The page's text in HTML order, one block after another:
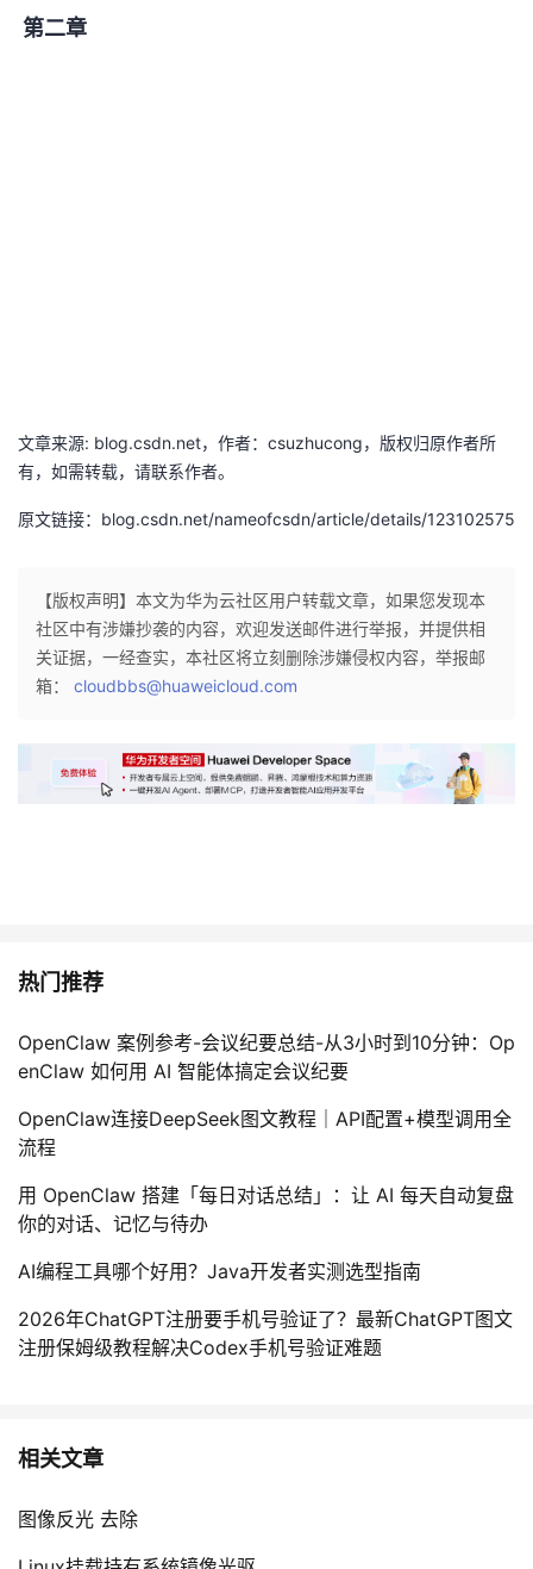
第二章
文章来源: blog.csdn.net，作者：csuzhucong，版权归原作者所
有，如需转载，请联系作者。
原文链接：blog.csdn.net/nameofcsdn/article/details/123102575
【版权声明】本文为华为云社区用户转载文章，如果您发现本
社区中有涉嫌抄袭的内容，欢迎发送邮件进行举报，并提供相
关证据，一经查实，本社区将立刻删除涉嫌侵权内容，举报邮
箱： cloudbbs@huaweicloud.com
热门推荐
OpenClaw 案例参考-会议纪要总结-从3小时到10分钟：Op
enClaw 如何用 AI 智能体搞定会议纪要
OpenClaw连接DeepSeek图文教程｜API配置+模型调用全
流程
用 OpenClaw 搭建「每日对话总结」：让 AI 每天自动复盘
你的对话、记忆与待办
AI编程工具哪个好用？Java开发者实测选型指南
2026年ChatGPT注册要手机号验证了？最新ChatGPT图文
注册保姆级教程解决Codex手机号验证难题
相关文章
图像反光 去除